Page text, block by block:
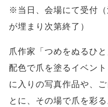
※当日、会場にて受付
が埋まり次第終了）
爪作家「つめをぬるひ
配色で爪を塗るイベン
に入りの写真作品や、
とに、その場で爪を彩